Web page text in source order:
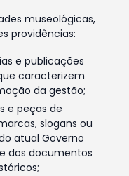
museológicas,
providências:
e publicações
caracterizem
da gestão;
e peças de
slogans ou
atual Governo
dos documentos